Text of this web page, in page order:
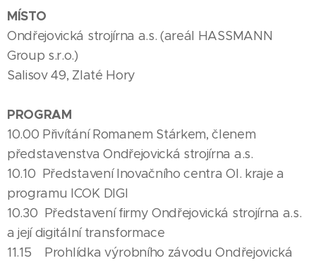
MÍSTO
Ondřejovická strojírna a.s. (areál HASSMANN
Group s.r.o.)
Salisov 49, Zlaté Hory
PROGRAM
10.00 Přivítání Romanem Stárkem, členem
představenstva Ondřejovická strojírna a.s.
10.10 Představení Inovačního centra Ol. kraje a
programu ICOK DIGI
10.30 Představení firmy Ondřejovická strojírna a.s.
a její digitální transformace
11.15 Prohlídka výrobního závodu Ondřejovická